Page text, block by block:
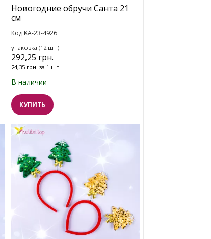
Новогодние обручи Санта 21
см
Код KA-23-4926
упаковка (12 шт.)
292,25 грн.
24,35 грн. за 1 шт.
В наличии
КУПИТЬ